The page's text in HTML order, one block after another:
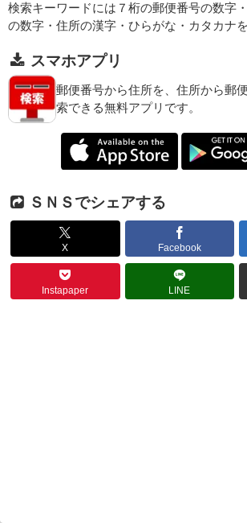
検索キーワードには７桁の郵便番号の数字
の数字・住所の漢字・ひらがな・カタカナ
スマホアプリ
郵便番号から住所を、住所から郵
索できる無料アプリです。
ＳＮＳでシェアする
X Facebook
Instapaper LINE